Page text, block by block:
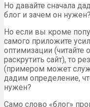
Но давайте сначала
блог и зачем он нужен?
Но если вы кроме
самого приложите
оптимизации (читайте
раскрутить сайт), то
(примером может
дадим определение,
нужен?
Само слово «блог»